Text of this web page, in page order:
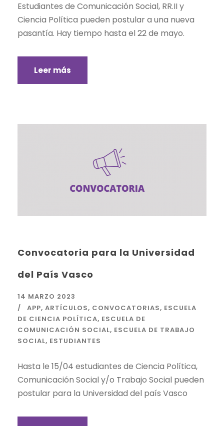
Estudiantes de Comunicación Social, RR.II y
Ciencia Política pueden postular a una nueva
pasantía. Hay tiempo hasta el 22 de mayo.
Leer más
Convocatoria para la Universidad
del País Vasco
14 MARZO 2023
APP, ARTÍCULOS, CONVOCATORIAS, ESCUELA
DE CIENCIA POLÍTICA, ESCUELA DE
COMUNICACIÓN SOCIAL, ESCUELA DE TRABAJO
SOCIAL, ESTUDIANTES
Hasta le 15/04 estudiantes de Ciencia Política,
Comunicación Social y/o Trabajo Social pueden
postular para la Universidad del país Vasco